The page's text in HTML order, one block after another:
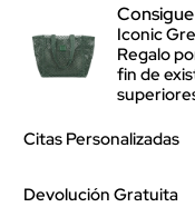
Iconic
Regalo
fin de
Citas Personalizadas
Devolución Gratuita